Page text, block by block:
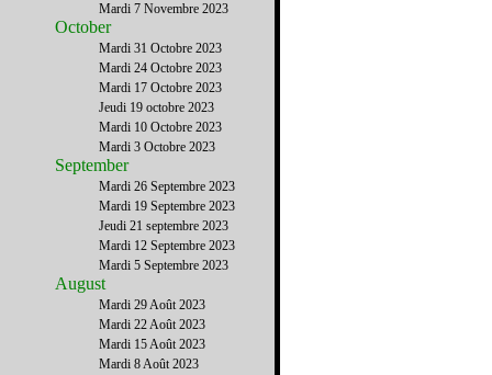
Mardi 7 Novembre 2023
October
Mardi 31 Octobre 2023
Mardi 24 Octobre 2023
Mardi 17 Octobre 2023
Jeudi 19 octobre 2023
Mardi 10 Octobre 2023
Mardi 3 Octobre 2023
September
Mardi 26 Septembre 2023
Mardi 19 Septembre 2023
Jeudi 21 septembre 2023
Mardi 12 Septembre 2023
Mardi 5 Septembre 2023
August
Mardi 29 Août 2023
Mardi 22 Août 2023
Mardi 15 Août 2023
Mardi 8 Août 2023